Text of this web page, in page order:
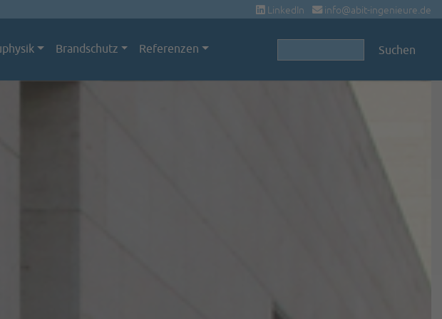
LinkedIn info@abit-ingenieure.de
Brandschutz Referenzen Suchbegriffe Suchen